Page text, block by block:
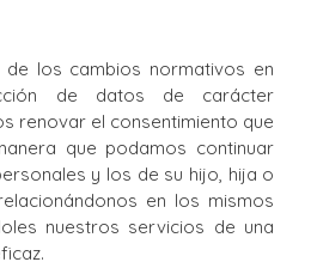
de los cambios normativos en
de datos de carácter
renovar el consentimiento que
que podamos continuar
y los de su hijo, hija o
en los mismos
nuestros servicios de una